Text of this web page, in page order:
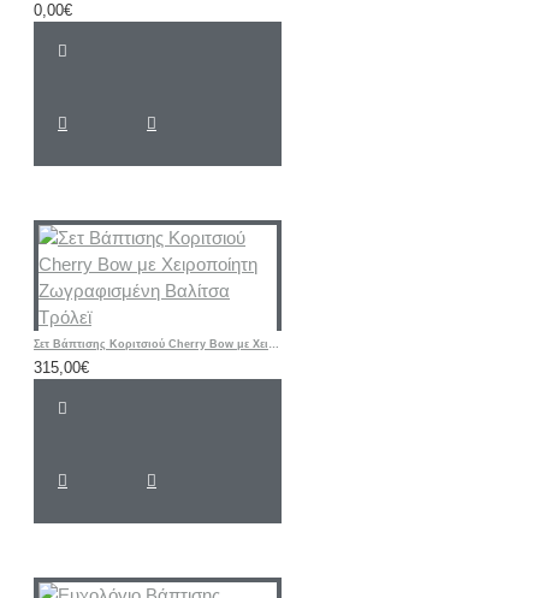
0,00€
Σετ Βάπτισης Κοριτσιού Cherry Bow με Χειροποίητη Ζωγραφισμένη Βαλίτσα Τρόλεϊ
315,00€